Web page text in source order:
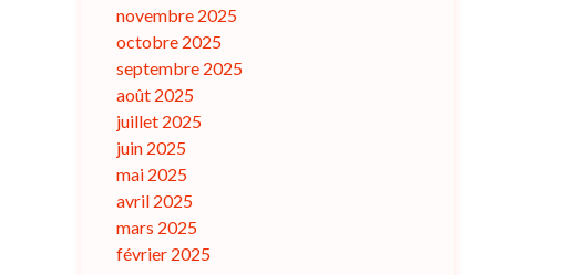
novembre 2025
octobre 2025
septembre 2025
août 2025
juillet 2025
juin 2025
mai 2025
avril 2025
mars 2025
février 2025